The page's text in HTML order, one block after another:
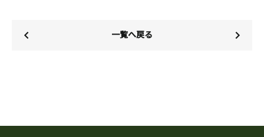
一覧へ戻る